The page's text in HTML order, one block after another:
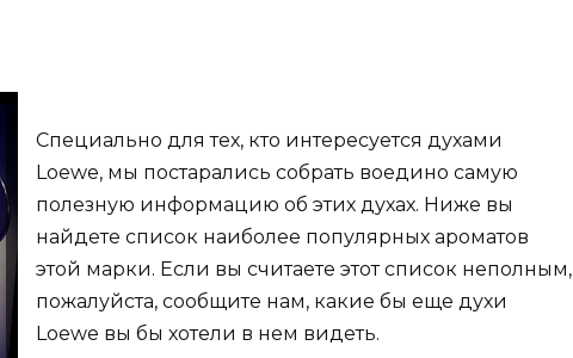
Специально для тех, кто интересуется духами
Loewe, мы постарались собрать воедино самую
полезную информацию об этих духах. Ниже вы
найдете список наиболее популярных ароматов
этой марки. Если вы считаете этот список неполным,
пожалуйста, сообщите нам, какие бы еще духи
Loewe вы бы хотели в нем видеть.